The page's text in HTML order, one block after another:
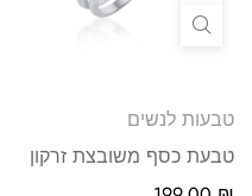
טבעות לנשים
טבעת כסף משובצת זרקון